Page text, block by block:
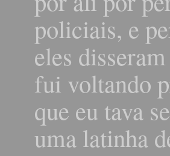
policiais, e
eles
fui voltando
que eu tava
uma latinha